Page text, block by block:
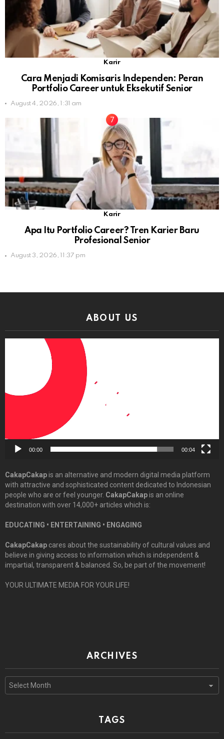
Karir
Cara Menjadi Komisaris Independen: Peran
Portfolio Career untuk Eksekutif Senior
August 4, 2026, 1:31 am
Karir
Apa Itu Portfolio Career? Tren Karier Baru
Profesional Senior
August 3, 2026, 11:37 pm
ABOUT US
00:00 00:04
CakapCakapis an alternative and modern digital media platform
with attractive and sophisticated content dedicated to Indonesian
people who are or feel younger. CakapCakapis an online
destination with over 14,000+ articles which is:
EDUCATING • ENTERTAINING • ENGAGING
CakapCakap cares about the sustainability of cultural values and
believe in giving access to information which is independent &
impartial, transparent & balanced. So, be part of the movement!
YOUR ULTIMATE MEDIA FOR YOUR LIFE!
ARCHIVES
Archives
TAGS